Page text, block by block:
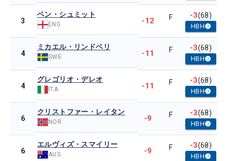
3
ベン・シュミット
ENG -12 F -3(68)
HBH
4
ミカエル・リンドベリ
SWE -11 F -3(68)
HBH
4
グレゴリオ・デレオ
ITA -11 F -3(68)
HBH
6
クリストファー・レイタン
NOR -9 F -3(68)
HBH
6
エルヴィズ・スマイリー
AUS -9 F -3(68)
HBH